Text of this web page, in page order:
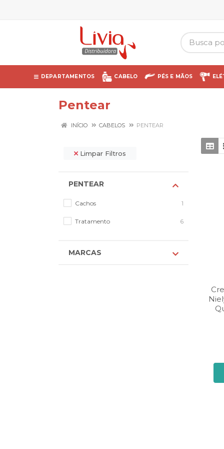
DEPARTAMENTOS CABELO PÉS E MÃOS
Pentear
INÍCIO CABELOS PENTEAR
Limpar Filtros
PENTEAR
Cachos 1
Tratamento 6
MARCAS